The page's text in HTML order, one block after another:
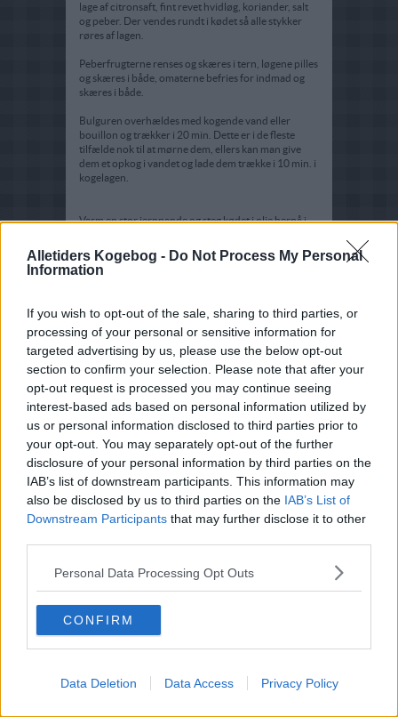
Alletiders Kogebog - Do Not Process My Personal
Information
If you wish to opt-out of the sale, sharing to third parties, or
processing of your personal or sensitive information for
targeted advertising by us, please use the below opt-out
section to confirm your selection. Please note that after your
opt-out request is processed you may continue seeing
interest-based ads based on personal information utilized by
us or personal information disclosed to third parties prior to
your opt-out. You may separately opt-out of the further
disclosure of your personal information by third parties on the
IAB’s list of downstream participants. This information may
also be disclosed by us to third parties on the IAB’s List of
Downstream Participants that may further disclose it to other
Personal Data Processing Opt Outs
CONFIRM
Data Deletion Data Access Privacy Policy
lage af citronsaft, fint revet hvidløg, koriander, salt
og peber. Der vendes rundt i kødet så alle stykker
røres af lagen.
Peberfrugterne renses og skæres i tern, løgene pilles
og skæres i både, omaterne befries for indmad og
skæres i både.
Bulguren overhældes med kogende vand eller
bouillon og trækker i 20 min. Dette er i de fleste
tilfælde nok til at mørne dem, ellers kan man give
dem et opkog i vandet og lade dem trække i 10 min. i
kogelagen.
Varm en stor jernpande og steg kødet i olie herpå i
Tilsæt peberfrugter og løg, og steg disse med i 3 min.
til de er halvbløde, tilsæt tomater i 1 min. Tag
Man kan spise tzatziki til, da det ellers kan blive lidt
tørt.